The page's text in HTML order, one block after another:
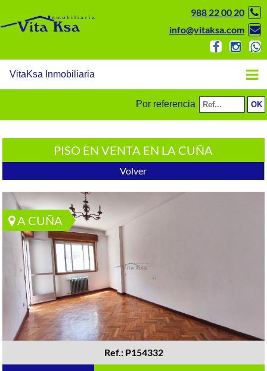
988 22 00 20
info@vitaksa.com
VitaKsa Inmobiliaria
Por referencia
PISO EN VENTA EN LA CUÑA
Volver
A CUÑA
Ref.: P154332